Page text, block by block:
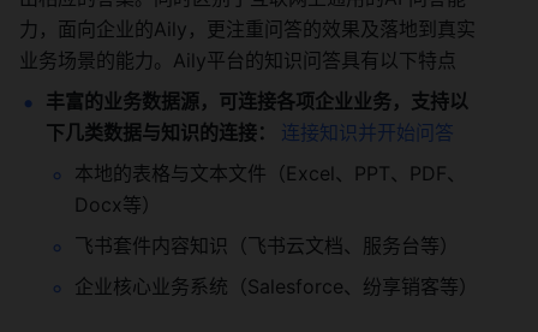
力，面向企业的Aily，更注重问答的效果及落地到真实
业务场景的能力。Aily平台的知识问答具有以下特点
丰富的业务数据源，可连接各项企业业务，支持以
下几类数据与知识的连接： 连接知识并开始问答
本地的表格与文本文件（Excel、PPT、PDF、
Docx等）
飞书套件内容知识（飞书云文档、服务台等）